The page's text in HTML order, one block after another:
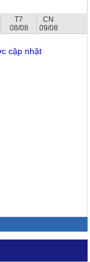
T7
08/08
CN
09/08
cập nhật